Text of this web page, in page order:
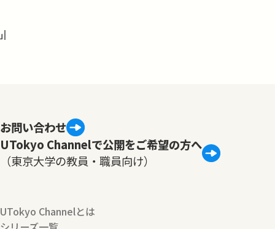
お問い合わせ
UTokyo Channelで公開をご希望の方へ
（東京大学の教員・職員向け）
UTokyo Channelとは